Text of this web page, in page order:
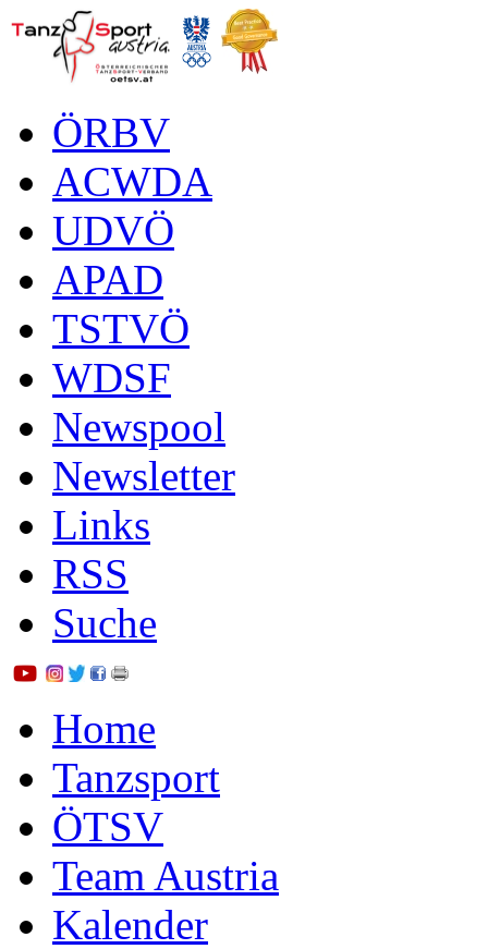
ÖRBV
ACWDA
UDVÖ
APAD
TSTVÖ
WDSF
Newspool
Newsletter
Links
RSS
Suche
Home
Tanzsport
ÖTSV
Team Austria
Kalender